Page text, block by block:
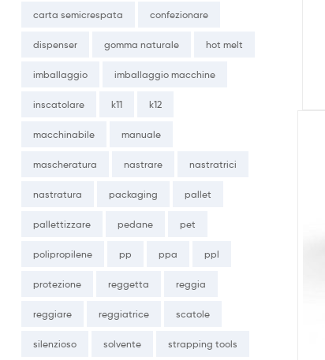
carta semicrespata confezionare
dispenser gomma naturale hot melt
imballaggio imballaggio macchine
inscatolare k11 k12
macchinabile manuale
mascheratura nastrare nastratrici
nastratura packaging pallet
pallettizzare pedane pet
polipropilene pp ppa ppl
protezione reggetta reggia
reggiare reggiatrice scatole
silenzioso solvente strapping tools